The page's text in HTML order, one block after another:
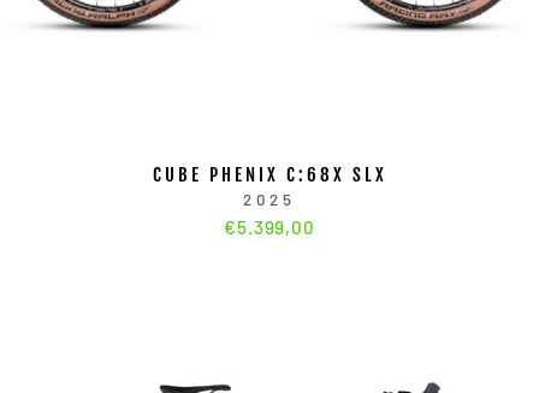
CUBE PHENIX C:68X SLX
2025
€5.399,00